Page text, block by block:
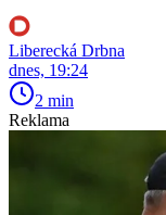
Liberecká Drbna
dnes, 19:24
2 min
Reklama